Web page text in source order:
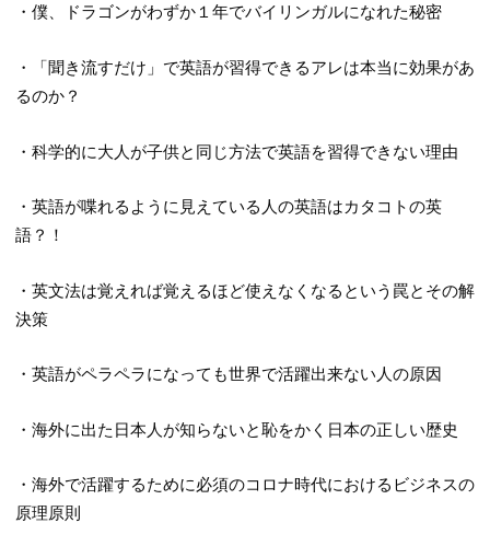
・僕、ドラゴンがわずか１年でバイリンガルになれた秘密
・「聞き流すだけ」で英語が習得できるアレは本当に効果があ
るのか？
・科学的に大人が子供と同じ方法で英語を習得できない理由
・英語が喋れるように見えている人の英語はカタコトの英
語？！
・英文法は覚えれば覚えるほど使えなくなるという罠とその解
決策
・英語がペラペラになっても世界で活躍出来ない人の原因
・海外に出た日本人が知らないと恥をかく日本の正しい歴史
・海外で活躍するために必須のコロナ時代におけるビジネスの
原理原則